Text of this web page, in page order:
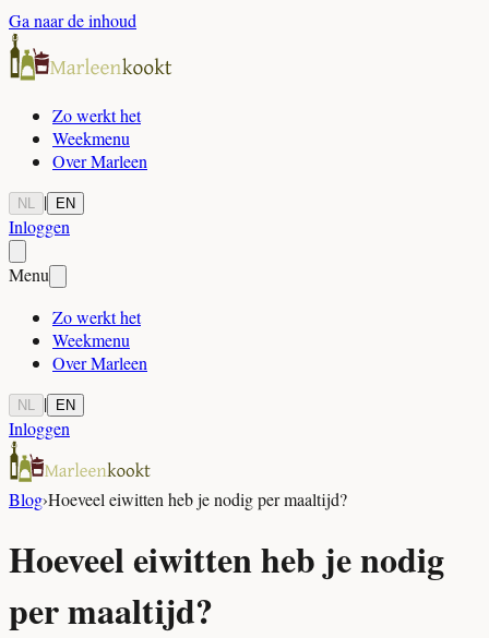
Ga naar de inhoud
Zo werkt het
Weekmenu
Over Marleen
NL | EN
Inloggen
Menu
Zo werkt het
Weekmenu
Over Marleen
NL | EN
Inloggen
Blog›Hoeveel eiwitten heb je nodig per maaltijd?
Hoeveel eiwitten heb je nodig
per maaltijd?